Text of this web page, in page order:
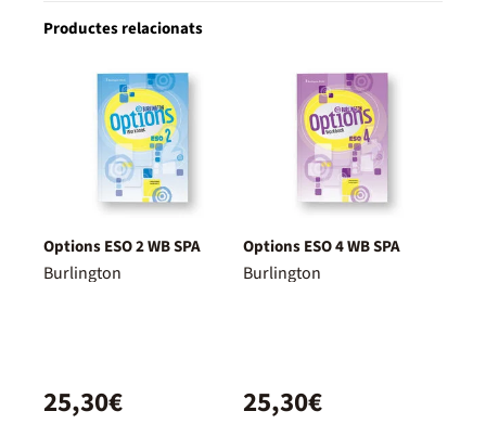
Productes relacionats
Options ESO 2 WB SPA
Burlington
25,30€
Options ESO 4 WB SPA
Burlington
25,30€